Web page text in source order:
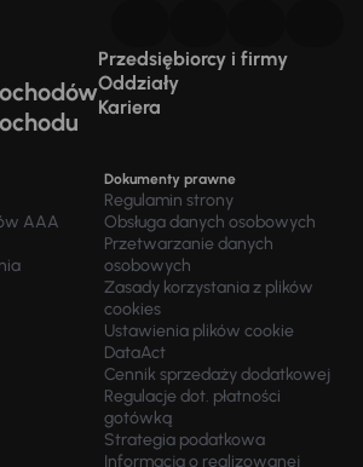
Przedsiębiorcy i firmy
Oddziały
Kariera
AAA
Dokumenty prawne
Regulamin strony
Obsługa danych osobowych
Przetwarzanie danych
osobowych
Zasady korzystania z plików
cookies
Ustawienia plików cookie
DataAct
Cennik sprzedaży dodatkowej
Regulacje dot. płatności
gotówką
Strategia podatkowa
Informacja o realizowanej